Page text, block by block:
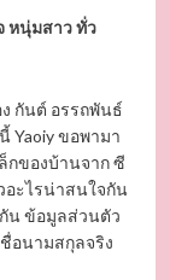
หนุ่มสาว ทั่ว
กันต์ อรรถพันธ์
Yaoiy ขอพามา
กของบ้านจาก ซี
อะไรน่าสนใจกัน
กัน ข้อมูลส่วนตัว
อนามสกุลจริง